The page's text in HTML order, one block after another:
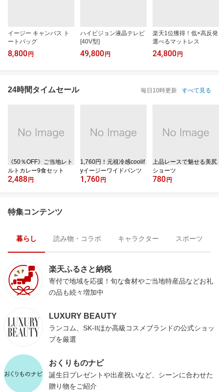
イージー キャンバス ト
ートバッグ
8,800 円
ハイビジョン液晶テレビ
[40V型]
49,800 円
楽天1位獲得！低×高反発
選べるマットレス
24,800 円
24時間タイムセール 毎日10時更新 すべて見る
《50％OFF》ご当地レト
ルトカレー9食セット
2,488 円
1,760円！元祖冷感coolif
yイージーワイドパンツ
1,760 円
上品レースで魅せる美尻
ショーツ
780 円
特集コンテンツ
暮らし 読み物・コラボ キャラクター スポーツ
楽天ふるさと納税
寄付で地域を応援！旬な食材やご当地特産品などお礼
の品も続々増加中
LUXURY BEAUTY
ランコム、SK-IIほか高級コスメブランドの公式ショッ
プを厳選
おくりものナビ
誕生日プレゼントや出産祝いなど、シーンに合わせた
贈り物をご紹介